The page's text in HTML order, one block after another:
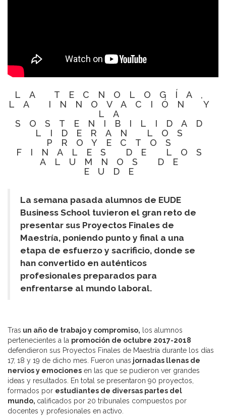
LA TECNOLOGÍA,
LA INNOVACIÓN Y
LA
SOSTENIBILIDAD
LIDERAN LOS
PROYECTOS
FINALES DE LOS
ALUMNOS DE
EUDE
La semana pasada alumnos de EUDE
Business School tuvieron el gran reto de
presentar sus Proyectos Finales de
Maestría, poniendo punto y final a una
etapa de esfuerzo y sacrificio, donde se
han convertido en auténticos
profesionales preparados para
enfrentarse al mundo laboral.
Tras un año de trabajo y compromiso, los alumnos
pertenecientes a la promoción de octubre 2017-2018
defendieron sus Proyectos Finales de Maestría durante los días
17, 18 y 19 de dicho mes. Fueron unas jornadas llenas de
nervios y emociones en las que se pudieron ver grandes
ideas y resultados. En total se presentaron 90 proyectos,
formados por estudiantes de diversas partes del
mundo, calificados por 20 tribunales compuestos por
docentes y profesionales en activo.